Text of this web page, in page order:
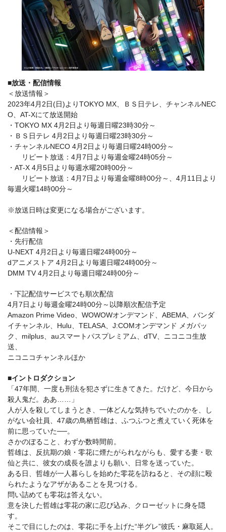
■放送・配信情報
＜放送情報＞
2023年4月2日(日)よりTOKYO MX、ＢＳ日テレ、チャンネルNEC
O、AT-Xにて放送開始
・TOKYO MX 4月2日より毎週日曜23時30分～
・ＢＳ日テレ 4月2日より毎週日曜23時30分～
・チャンネルNECO 4月2日より毎週日曜24時00分～
リピート放送：4月7日より毎週金曜24時05分～
・AT-X 4月5日より毎週水曜20時00分～
リピート放送：4月7日より毎週金曜8時00分～、4月11日より
毎週火曜14時00分～
※放送日時は変更になる場合がございます。
＜配信情報＞
・先行配信
U-NEXT 4月2日より毎週日曜24時00分～
dアニメストア 4月2日より毎週日曜24時00分～
DMM TV 4月2日より毎週日曜24時00分～
・下記配信サービスでも順次配信
4月7日より毎週金曜24時00分～以降順次配信予定
Amazon Prime Video、WOWOWオンデマンド、ABEMA、バンダ
イチャンネル、Hulu、TELASA、J:COMオンデマンド メガパッ
ク、milplus、auスマートパスプレミアム、dTV、ニコニコ生放
送、
ニコニコチャンネルほか
■イントロダクション
「47年間、一度も刑法を犯さずに生きてきた。だけど、今日から
殺人鬼だ。ああ……」
人が人を殺してしまうとき、一体どんな気持ちでいたのかを、し
がない会社員、47歳の鳥栖哲雄は、ふつふつと煮えていく死体を
前に思っていた──。
さかのぼること、わずか数時間前。
哲雄は、反抗期の娘・零花に煙たがられながらも、愛する妻・歌
仙と共に、彼女の成長を誰よりも願い、日常を送っていた。
ある日、哲雄が一人暮らしを始めた零花を訪ねると、その顔に殴
られたようなアザがあることを見つける。
問い詰めても零花は答えない。
意を決した哲雄は零花の家に忍び込み、クローゼットに身を隠
す。
そこで目にしたのは、零花に手を上げた“半グレ”彼氏・麻取延人。